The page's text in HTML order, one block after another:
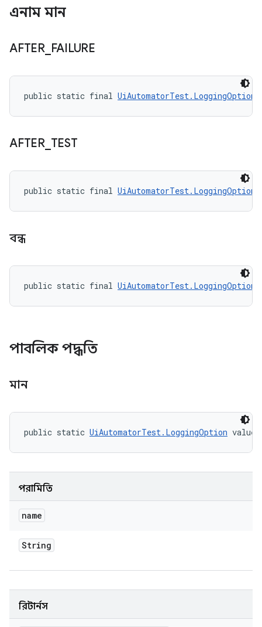
এনাম মান
AFTER_ FAILURE
public static final UiAutomatorTest.LoggingOption
AFTER_ TEST
public static final UiAutomatorTest.LoggingOption
বন্ধ
public static final UiAutomatorTest.LoggingOption
পাবলিক পদ্ধতি
মান
public static UiAutomatorTest.LoggingOption
পরামিতি
name
String
রিটার্নস